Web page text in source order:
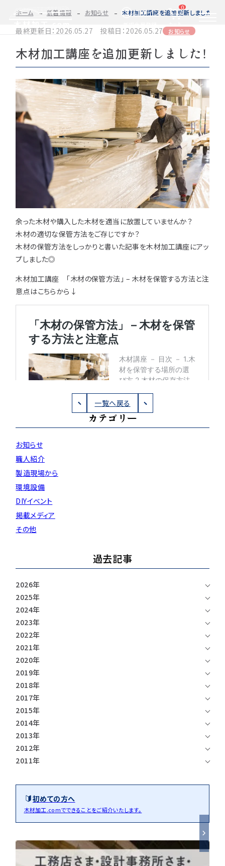
ログイン
0
種類・樹種・用途から選ぶ
種類から選ぶ 樹種一覧 用途などから選
ぶ
集成材（積層材）
無垢材
化粧貼り
特注対応
平面加工 断面加工
表面仕上
ご利用ガイド
初めての方へ
ご注文から商品到着までの流れ
お見積もり・ご注文方法について
変更・キャンセル・返品・交換について
お支払いについて
注意事項とよくある質問
施工・制作事例
施工・制作事例TOP 工場製作事例
棚・収納・ラック カウンター・天板
テーブル・机 オーディオ関連
階段
子ども・孫のためのDIY
フォトコンテスト
お客様の声
会社情報
自動お見積もり・ご注文はこちらから
カット・塗装のみ
フルオーダー集成材(積層材)
2D/3D
イメージ
図面をお持ちの方へ 今すぐお見積もり依頼
関連商品 サンプルのご購入
Tel. 0584-33-2070
営業時間 9:00〜17:00（土日祝 定休）
ホーム 新着情報 お知らせ 木材加工講座を追加更新しました！
最終更新日：2026.05.27 投稿日：2026.05.27 お知らせ
木材加工講座を追加更新しました！
余った木材や購入した木材を適当に放置していませんか？
木材の適切な保管方法をご存じですか？
木材の保管方法をしっかりと書いた記事を木材加工講座にアッ
プしました◎
木材加工講座 「木材の保管方法」 – 木材を保管する方法と注
意点はこちらから↓
一覧へ戻る
カテゴリー
お知らせ
職人紹介
製造現場から
環境設備
DIYイベント
掲載メディア
その他
過去記事
2026年
2025年
2024年
2023年
2022年
2021年
2020年
2019年
2018年
2017年
2015年
2014年
2013年
2012年
2011年
初めての方へ
木材加工.comでできることをご紹介いたします。